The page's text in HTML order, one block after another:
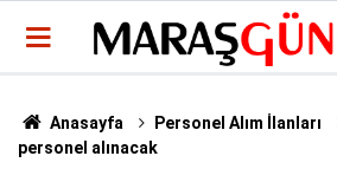
Anasayfa Personel Alım İlanları
personel alınacak